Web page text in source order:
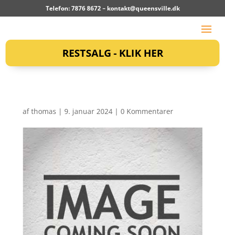
Telefon: 7876 8672 – kontakt@queensville.dk
RESTSALG - KLIK HER
afthomas | 9. januar 2024| 0 Kommentarer